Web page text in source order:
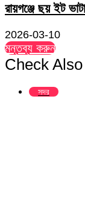
রায়গঞ্জে ছয় ইট
2026-03-10
মন্তব্য করুন
Check Also
সদর